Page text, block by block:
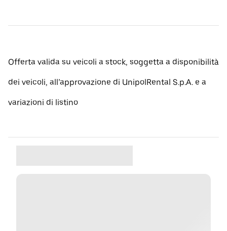
Offerta valida su veicoli a stock, soggetta a disponibilità
dei veicoli, all’approvazione di UnipolRental S.p.A. e a
variazioni di listino